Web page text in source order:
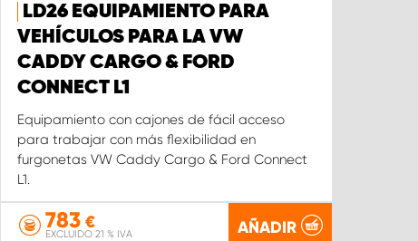
LD26 EQUIPAMIENTO PARA
VEHÍCULOS PARA LA VW
CADDY CARGO & FORD
CONNECT L1
Equipamiento con cajones de fácil acceso
para trabajar con más flexibilidad en
furgonetas VW Caddy Cargo & Ford Connect
L1.
783 €
EXCLUIDO 21 % IVA AÑADIR